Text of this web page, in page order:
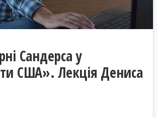
Сандерса у
США». Лекція Дениса